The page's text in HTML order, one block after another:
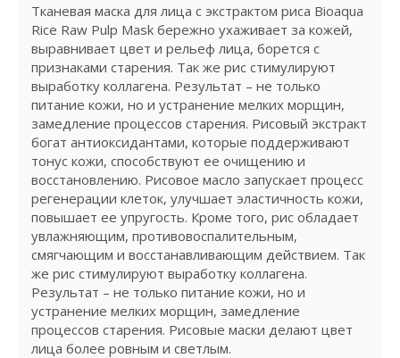
Тканевая маска для лица с экстрактом риса Bioaqua
Rice Raw Pulp Mask бережно ухаживает за кожей,
выравнивает цвет и рельеф лица, борется с
признаками старения. Так же рис стимулируют
выработку коллагена. Результат – не только
питание кожи, но и устранение мелких морщин,
замедление процессов старения. Рисовый экстракт
богат антиоксидантами, которые поддерживают
тонус кожи, способствуют ее очищению и
восстановлению. Рисовое масло запускает процесс
регенерации клеток, улучшает эластичность кожи,
повышает ее упругость. Кроме того, рис обладает
увлажняющим, противовоспалительным,
смягчающим и восстанавливающим действием. Так
же рис стимулируют выработку коллагена.
Результат – не только питание кожи, но и
устранение мелких морщин, замедление
процессов старения. Рисовые маски делают цвет
лица более ровным и светлым.